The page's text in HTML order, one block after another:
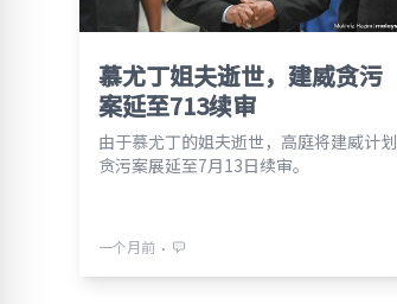
慕尤丁姐夫逝世，建威贪污
案延至713续审
由于慕尤丁的姐夫逝世，高庭将建威计划
贪污案展延至7月13日续审。
一个月前 ⋅